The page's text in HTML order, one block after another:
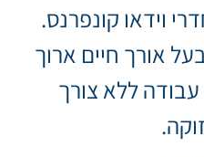
וידאו קונפרנס.
אורך חיים ארוך
שעות עבודה ללא צורך